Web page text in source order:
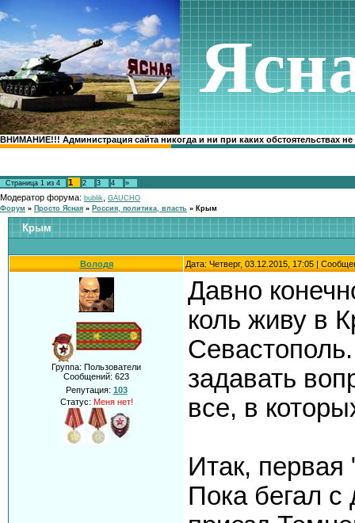
ВНИМАНИЕ!!! Администрация сайта никогда и ни при каких обстоятельствах
Страница 1 из 4 1 2 3 4 »
Модератор форума: bublik GAUCHO
Форум » Просто Ясная » Россия, политика, власть » Крым
Крым
Володя Дата: Четверг, 03.12.2015, 17:05 |
Группа: Пользователи
Сообщений: 623
Репутация: 103
Статус: Меня нет!
Давно
коль живу в
задавать
все, в
Итак,
Пока бегал